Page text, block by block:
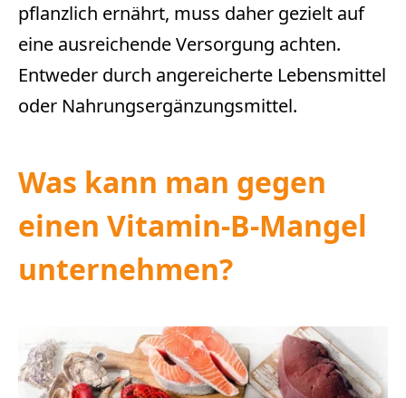
pflanzlich ernährt, muss daher gezielt auf
eine ausreichende Versorgung achten.
Entweder durch angereicherte Lebensmittel
oder Nahrungsergänzungsmittel.
Was kann man gegen
einen Vitamin-B-Mangel
unternehmen?